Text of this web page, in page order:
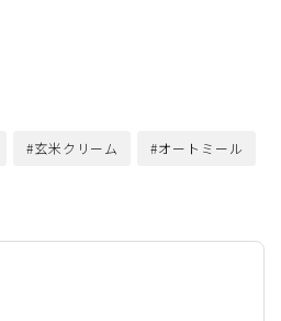
#玄米クリーム #オートミール